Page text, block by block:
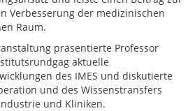
Verbesserung der medizinischen
Raum.
präsentierte Professor
aktuelle
des IMES und diskutierte
und des Wissenstransfers
und Kliniken.